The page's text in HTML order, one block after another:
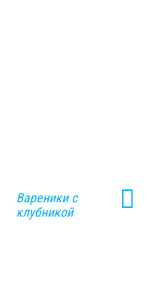
Вареники с
клубникой